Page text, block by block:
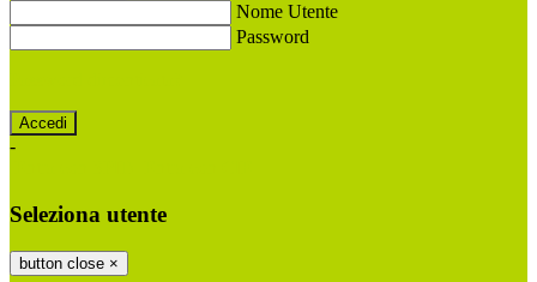
Nome Utente
Password
-
Seleziona utente
button close ×